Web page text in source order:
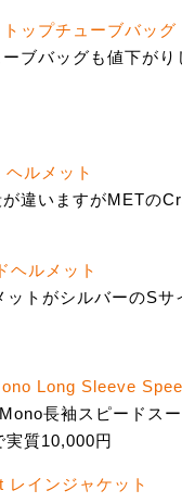
ップチューブバッグ
ブバッグも値下が
ルメット
が違いますがMETの
ヘルメット
トがシルバーのS
Long Sleeve
長袖スピードス
実質10,000円
インジャケット